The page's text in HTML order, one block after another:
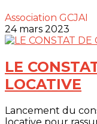
Association GCJAI
24 mars 2023
LE
LOCATIVE
Lancement du
locative pour